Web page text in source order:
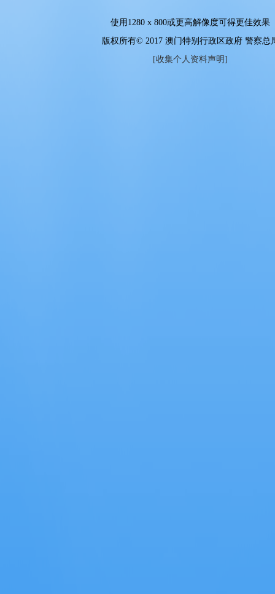
使用 1280 x 800或更高解像度可得更佳效果
版权所有© 2017 澳门特别行政区政府 警察总
[收集个人资料声明]